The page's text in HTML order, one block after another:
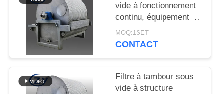
PRIVACY
POLICY
vide à fonctionnement
continu, équipement de
déshydratation à
fonctionnement stable
MOQ:1SET
CONTACT
Filtre à tambour sous
vide à structure